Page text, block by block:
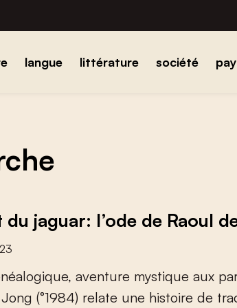
langue littérature société
du jaguar: l’ode de Raoul
néalogique, aventure mystique aux pa
Jong (°1984) relate une histoire de tra